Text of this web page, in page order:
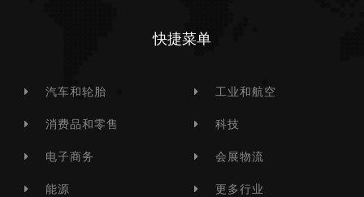
快捷菜单
汽车和轮胎
消费品和零售
电子商务
能源
工业和航空
科技
会展物流
更多行业